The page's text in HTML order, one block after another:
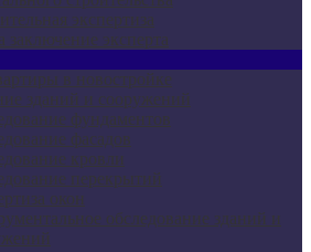
экспертиза
заключение эксперта
в новостройке
зданий и сооружений
фундаментов
фасадов
кровли
перекрытий
окон
обследование зданий и